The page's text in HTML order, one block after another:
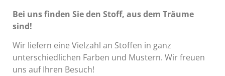
Bei uns finden Sie den Stoff, aus dem Träume
sind!
Wir liefern eine Vielzahl an Stoffen in ganz
unterschiedlichen Farben und Mustern. Wir freuen
uns auf Ihren Besuch!